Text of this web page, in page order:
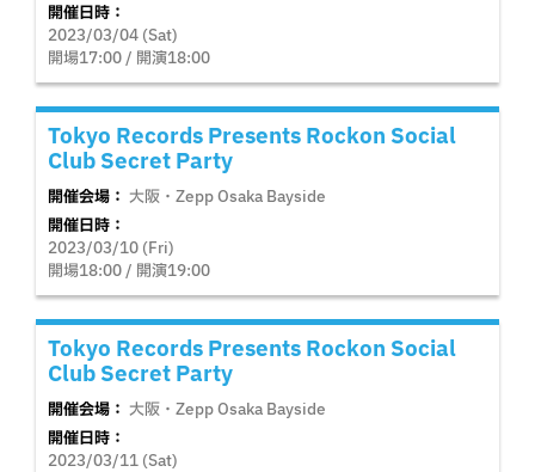
開催日時：
2023/03/04 (Sat)
開場17:00 / 開演18:00
Tokyo Records Presents Rockon Social
Club Secret Party
開催会場： 大阪・Zepp Osaka Bayside
開催日時：
2023/03/10 (Fri)
開場18:00 / 開演19:00
Tokyo Records Presents Rockon Social
Club Secret Party
開催会場： 大阪・Zepp Osaka Bayside
開催日時：
2023/03/11 (Sat)